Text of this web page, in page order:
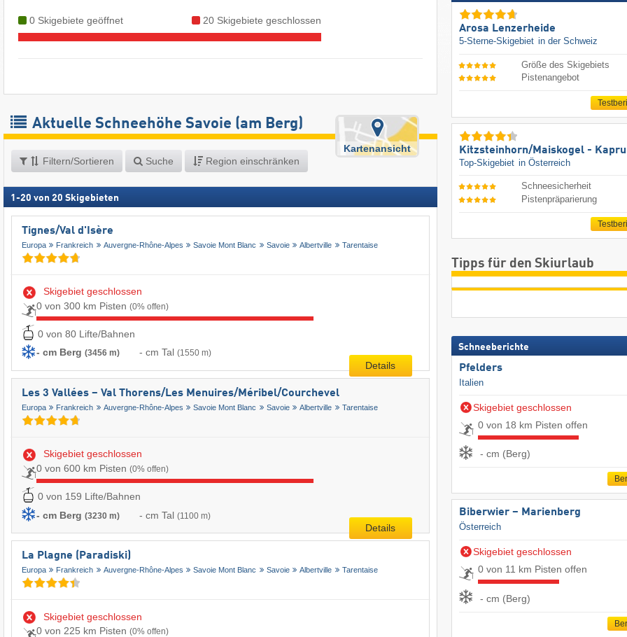
0 Skigebiete geöffnet 20 Skigebiete geschlossen
Aktuelle Schneehöhe Savoie (am Berg)
Filtern/Sortieren Suche Region einschränken
Kartenansicht
1 -20 von 20 Skigebieten
Tignes/​Val d'Isère
Europa Frankreich Auvergne-Rhône-Alpes Savoie Mont Blanc Savoie Albertville Tarentaise
Skigebiet geschlossen
0 von 300 km Pisten (0% offen)
0 von 80 Lifte/Bahnen
- cm Berg (3456 m) - cm Tal (1550 m)
Details
Les 3 Vallées – Val Thorens/​Les Menuires/​Méribel/​Courchevel
Europa Frankreich Auvergne-Rhône-Alpes Savoie Mont Blanc Savoie Albertville Tarentaise
Skigebiet geschlossen
0 von 600 km Pisten (0% offen)
0 von 159 Lifte/Bahnen
- cm Berg (3230 m) - cm Tal (1100 m)
Details
La Plagne (Paradiski)
Europa Frankreich Auvergne-Rhône-Alpes Savoie Mont Blanc Savoie Albertville Tarentaise
Skigebiet geschlossen
0 von 225 km Pisten (0% offen)
Arosa Lenzerheide
5-Sterne-Skigebiet in der Schweiz
Größe des Skigebiets
Pistenangebot
Kitzsteinhorn/​Maiskogel -
Top-Skigebiet in Österreich
Schneesicherheit
Pistenpräparierung
Tipps für den Skiurlaub
Schneeberichte
Pfelders
Italien
Skigebiet geschlossen
0 von 18 km Pisten offen
- cm (Berg)
Biberwier – Marienberg
Österreich
Skigebiet geschlossen
0 von 11 km Pisten offen
- cm (Berg)